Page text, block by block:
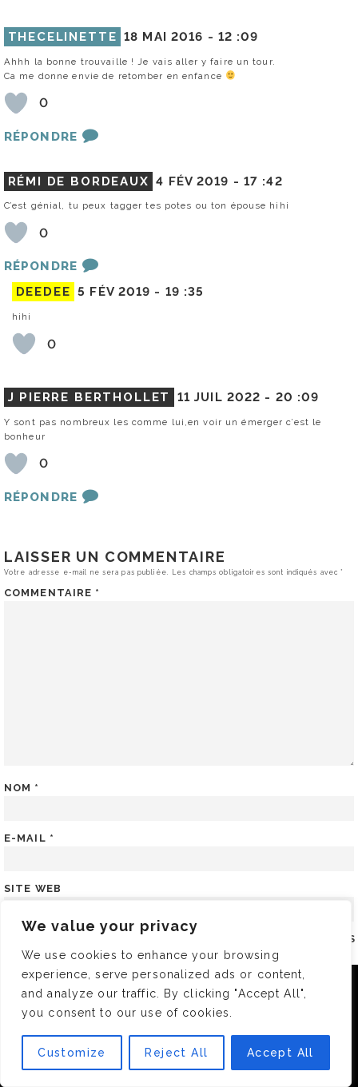
We value your privacy
We use cookies to enhance your browsing
experience, serve personalized ads or content,
and analyze our traffic. By clicking "Accept All",
you consent to our use of cookies.
Customize Reject All Accept All
THECELINETTE 18 MAI 2016 - 12 :09
Ahhh la bonne trouvaille ! Je vais aller y faire un tour.
Ca me donne envie de retomber en enfance
0
RÉPONDRE
RÉMI DE BORDEAUX 4 FÉV 2019 - 17 :42
C’est génial, tu peux tagger tes potes ou ton épouse hihi
0
RÉPONDRE
DEEDEE 5 FÉV 2019 - 19 :35
hihi
0
J PIERRE BERTHOLLET 11 JUIL 2022 - 20 :09
Y sont pas nombreux les comme lui,en voir un émerger c’est le
bonheur
0
RÉPONDRE
LAISSER UN COMMENTAIRE
Votre adresse e-mail ne sera pas publiée. Les champs obligatoires sont indiqués avec*
COMMENTAIRE *
NOM *
E-MAIL *
SITE WEB
ENREGISTRER MON NOM, MON E-MAIL ET MON SITE DANS
LE NAVIGATEUR POUR MON PROCHAIN COMMENTAIRE.
Nous utilisons des cookies pour vous garantir la meilleure
expérience sur notre site. Si vous continuez à utiliser ce
dernier, nous considérerons que vous acceptez l'utilisation des
cookies.
OK